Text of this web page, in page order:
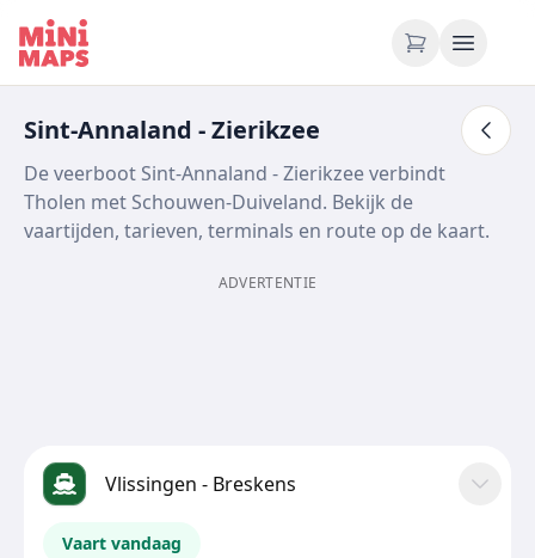
Ga naar inhoud
Sint-Annaland - Zierikzee
De veerboot Sint-Annaland - Zierikzee verbindt
Tholen met Schouwen-Duiveland. Bekijk de
vaartijden, tarieven, terminals en route op de kaart.
ADVERTENTIE
Vlissingen - Breskens
Vaart vandaag